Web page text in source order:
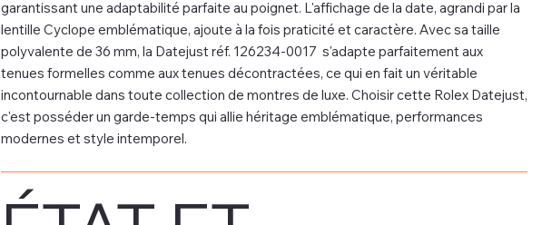
garantissant une adaptabilité parfaite au poignet. L'affichage de la date, agrandi par la
lentille Cyclope emblématique, ajoute à la fois praticité et caractère. Avec sa taille
polyvalente de 36 mm, la Datejust réf. 126234-0017 s'adapte parfaitement aux
tenues formelles comme aux tenues décontractées, ce qui en fait un véritable
incontournable dans toute collection de montres de luxe. Choisir cette Rolex Datejust,
c'est posséder un garde-temps qui allie héritage emblématique, performances
modernes et style intemporel.